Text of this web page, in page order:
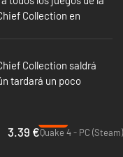
Collection en
Collection saldrá
tardará un poco
3.39 €Quake 4 - PC (Steam)